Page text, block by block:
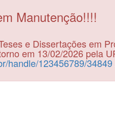
Manutenção!!!!
e Dissertações em
em 13/02/2026 pela
handle/123456789/34849